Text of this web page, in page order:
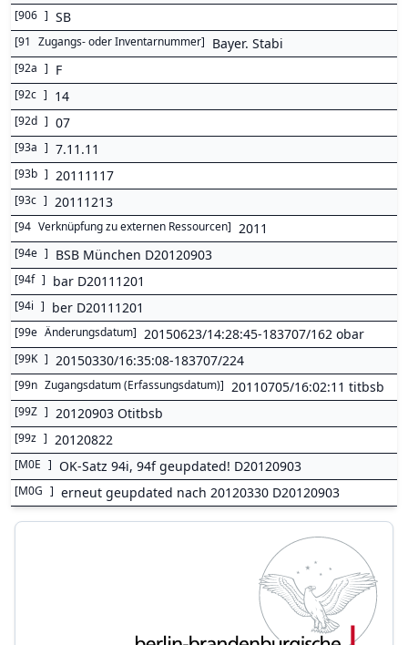
[906 ] SB
[91 Zugangs- oder Inventarnummer] Bayer. Stabi
[92a ] F
[92c ] 14
[92d ] 07
[93a ] 7.11.11
[93b ] 20111117
[93c ] 20111213
[94 Verknüpfung zu externen Ressourcen] 2011
[94e ] BSB München D20120903
[94f ] bar D20111201
[94i ] ber D20111201
[99e Änderungsdatum] 20150623/14:28:45-183707/162 obar
[99K ] 20150330/16:35:08-183707/224
[99n Zugangsdatum (Erfassungsdatum)] 20110705/16:02:11 titbsb
[99Z ] 20120903 Otitbsb
[99z ] 20120822
[M0E ] OK-Satz 94i, 94f geupdated! D20120903
[M0G ] erneut geupdated nach 20120330 D20120903